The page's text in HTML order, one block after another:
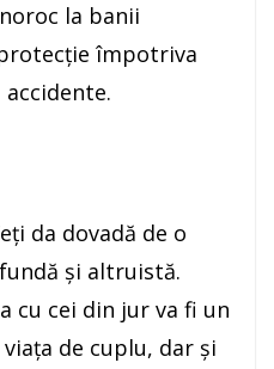
la banii
împotriva
da dovadă de o
şi altruistă.
cu cei din jur va fi un
de cuplu, dar şi